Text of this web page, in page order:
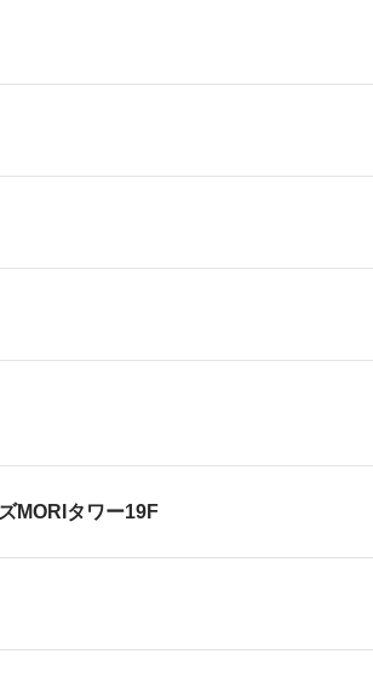
リーンヒルズMORIタワ